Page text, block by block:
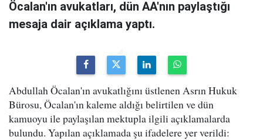
Öcalan'ın avukatları, dün AA'nın paylaştığı
mesaja dair açıklama yaptı.
Abdullah Öcalan'ın avukatlığını üstlenen Asrın Hukuk
Bürosu, Öcalan'ın kaleme aldığı belirtilen ve dün
kamuoyu ile paylaşılan mektupla ilgili açıklamalarda
bulundu. Yapılan açıklamada şu ifadelere yer verildi: